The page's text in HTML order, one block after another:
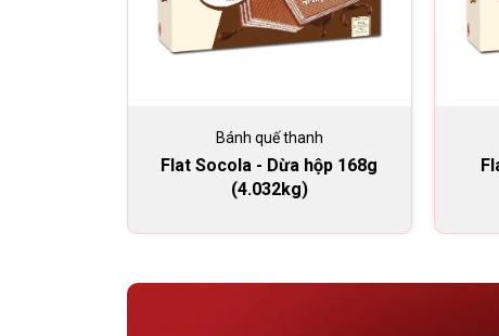
Bánh quế thanh
Flat Socola - Dừa hộp 168g
(4.032kg)